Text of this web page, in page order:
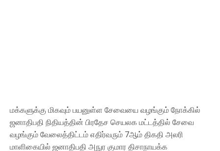
மக்களுக்கு மிகவும் பயனுள்ள சேவையை வழங்கும் நோக்கில்
ஜனாதிபதி நிதியத்தின் பிரதேச செயலக மட்டத்தில் சேவை
வழங்கும் வேலைத்திட்டம் எதிர்வரும் 7ஆம் திகதி அலரி
மாளிகையில் ஜனாதிபதி அநுர குமார திசாநாயக்க